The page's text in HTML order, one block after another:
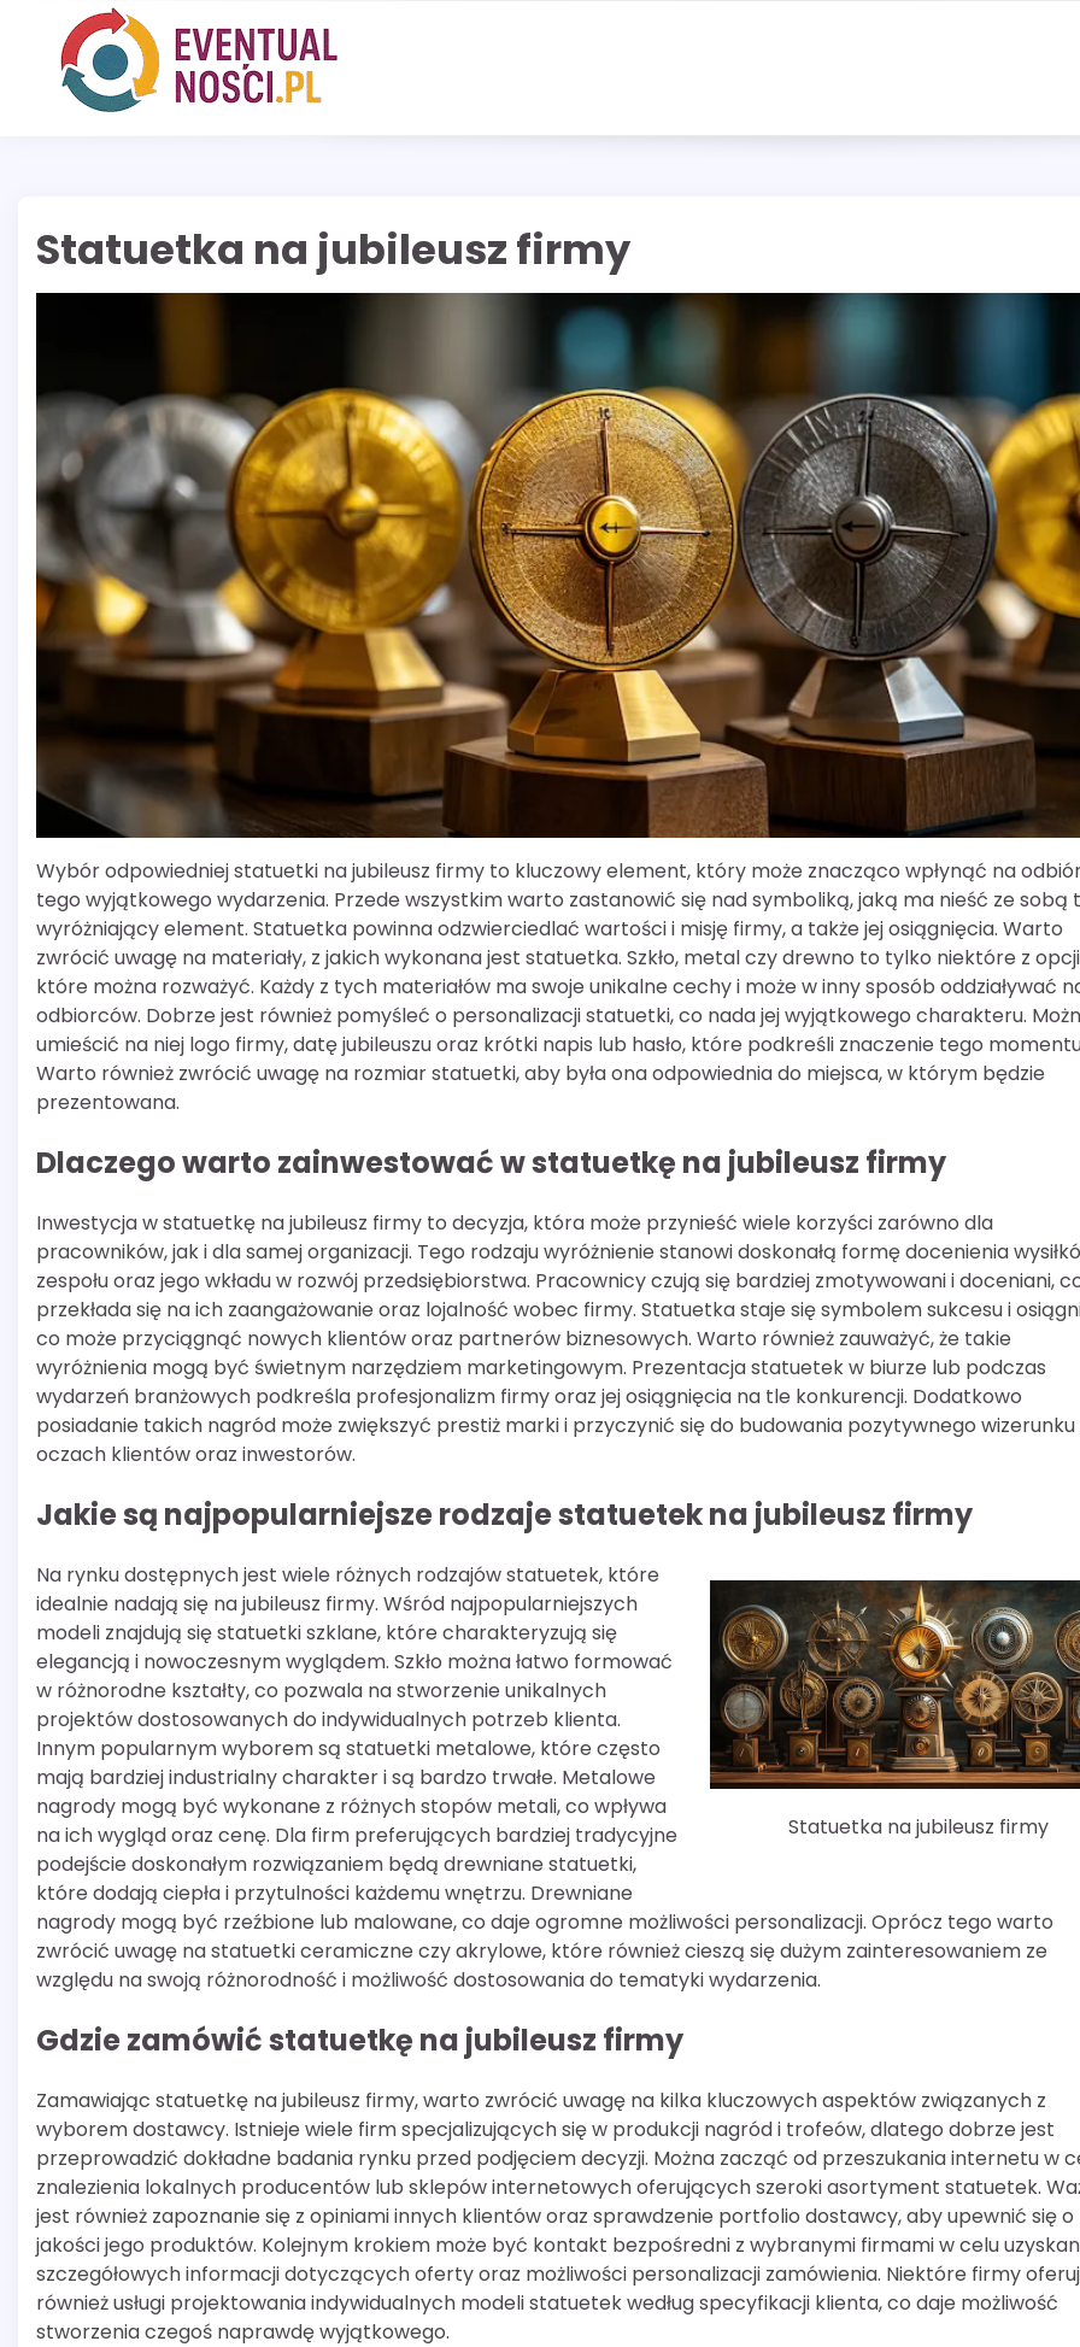
content
Statuetka na jubileusz firmy
Wybór odpowiedniej statuetki na jubileusz firmy to kluczowy element, który może znacząco wpłynąć na
tego wyjątkowego wydarzenia. Przede wszystkim warto zastanowić się nad symboliką, jaką ma nieść ze sobą
wyróżniający element. Statuetka powinna odzwierciedlać wartości i misję firmy, a także jej osiągnięcia. Warto
zwrócić uwagę na materiały, z jakich wykonana jest statuetka. Szkło, metal czy drewno to tylko niektóre z
które można rozważyć. Każdy z tych materiałów ma swoje unikalne cechy i może w inny sposób oddziaływać
odbiorców. Dobrze jest również pomyśleć o personalizacji statuetki, co nada jej wyjątkowego charakteru.
umieścić na niej logo firmy, datę jubileuszu oraz krótki napis lub hasło, które podkreśli znaczenie tego
Warto również zwrócić uwagę na rozmiar statuetki, aby była ona odpowiednia do miejsca, w którym będzie
prezentowana.
Dlaczego warto zainwestować w statuetkę na jubileusz firmy
Inwestycja w statuetkę na jubileusz firmy to decyzja, która może przynieść wiele korzyści zarówno dla
pracowników, jak i dla samej organizacji. Tego rodzaju wyróżnienie stanowi doskonałą formę docenienia
zespołu oraz jego wkładu w rozwój przedsiębiorstwa. Pracownicy czują się bardziej zmotywowani i doceniani,
przekłada się na ich zaangażowanie oraz lojalność wobec firmy. Statuetka staje się symbolem sukcesu i
co może przyciągnąć nowych klientów oraz partnerów biznesowych. Warto również zauważyć, że takie
wyróżnienia mogą być świetnym narzędziem marketingowym. Prezentacja statuetek w biurze lub podczas
wydarzeń branżowych podkreśla profesjonalizm firmy oraz jej osiągnięcia na tle konkurencji. Dodatkowo
posiadanie takich nagród może zwiększyć prestiż marki i przyczynić się do budowania pozytywnego wizerunku
oczach klientów oraz inwestorów.
Jakie są najpopularniejsze rodzaje statuetek na jubileusz firmy
Statuetka na jubileusz firmy
Na rynku dostępnych jest wiele różnych rodzajów statuetek, które
idealnie nadają się na jubileusz firmy. Wśród najpopularniejszych
modeli znajdują się statuetki szklane, które charakteryzują się
elegancją i nowoczesnym wyglądem. Szkło można łatwo formować
w różnorodne kształty, co pozwala na stworzenie unikalnych
projektów dostosowanych do indywidualnych potrzeb klienta.
Innym popularnym wyborem są statuetki metalowe, które często
mają bardziej industrialny charakter i są bardzo trwałe. Metalowe
nagrody mogą być wykonane z różnych stopów metali, co wpływa
na ich wygląd oraz cenę. Dla firm preferujących bardziej tradycyjne
podejście doskonałym rozwiązaniem będą drewniane statuetki,
które dodają ciepła i przytulności każdemu wnętrzu. Drewniane
nagrody mogą być rzeźbione lub malowane, co daje ogromne możliwości personalizacji. Oprócz tego warto
zwrócić uwagę na statuetki ceramiczne czy akrylowe, które również cieszą się dużym zainteresowaniem ze
względu na swoją różnorodność i możliwość dostosowania do tematyki wydarzenia.
Gdzie zamówić statuetkę na jubileusz firmy
Zamawiając statuetkę na jubileusz firmy, warto zwrócić uwagę na kilka kluczowych aspektów związanych z
wyborem dostawcy. Istnieje wiele firm specjalizujących się w produkcji nagród i trofeów, dlatego dobrze jest
przeprowadzić dokładne badania rynku przed podjęciem decyzji. Można zacząć od przeszukania internetu w
znalezienia lokalnych producentów lub sklepów internetowych oferujących szeroki asortyment statuetek.
jest również zapoznanie się z opiniami innych klientów oraz sprawdzenie portfolio dostawcy, aby upewnić się o
jakości jego produktów. Kolejnym krokiem może być kontakt bezpośredni z wybranymi firmami w celu
szczegółowych informacji dotyczących oferty oraz możliwości personalizacji zamówienia. Niektóre firmy
również usługi projektowania indywidualnych modeli statuetek według specyfikacji klienta, co daje możliwość
stworzenia czegoś naprawdę wyjątkowego.